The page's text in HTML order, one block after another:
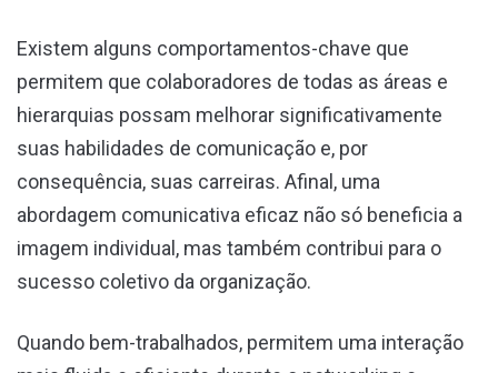
Existem alguns comportamentos-chave que
permitem que colaboradores de todas as áreas e
hierarquias possam melhorar significativamente
suas habilidades de comunicação e, por
consequência, suas carreiras. Afinal, uma
abordagem comunicativa eficaz não só beneficia a
imagem individual, mas também contribui para o
sucesso coletivo da organização.
Quando bem-trabalhados, permitem uma interação